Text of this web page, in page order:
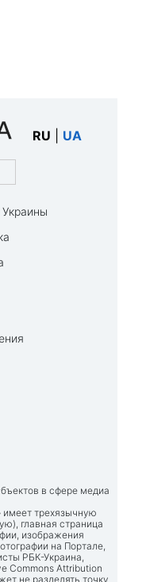
RU UA
в сфере медиа
трехязычную
главная страница
изображения
на Портале,
РБК-Украина,
Commons Attribution
не разделять точку